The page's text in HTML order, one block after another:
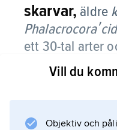
skarvar, äldre
ett 30-tal arter
utbredning.
och vita. Halsen är
Vill du
Objektiv och